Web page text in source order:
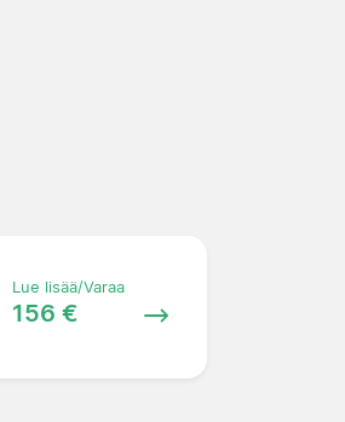
Lue lisää/Varaa
156 €